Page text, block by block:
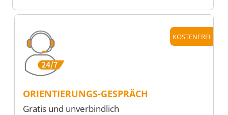
KOSTENFREI
ORIENTIERUNGS-GESPRÄCH
Gratis und unverbindlich